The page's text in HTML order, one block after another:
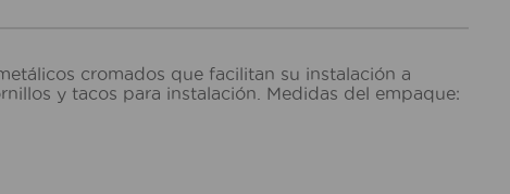
cromados que facilitan su instalación a
y tacos para instalación. Medidas del empaque: